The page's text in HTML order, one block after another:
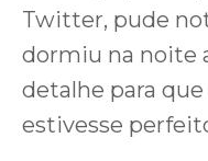
Twitter, pude
dormiu na noite
detalhe para
estivesse